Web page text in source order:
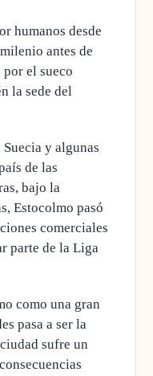
humanos desde
antes de
el sueco
la sede del
y algunas
de las
bajo la
Estocolmo pasó
comerciales
parte de la Liga
como una gran
pasa a ser la
sufre un